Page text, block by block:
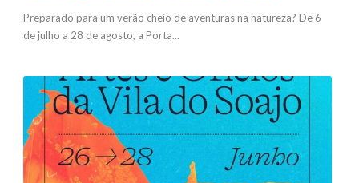
Preparado para um verão cheio de aventuras na natureza? De 6
de julho a 28 de agosto, a Porta...